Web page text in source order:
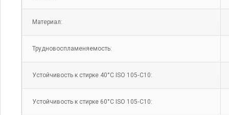
Материал:
Трудновоспламеняемость:
Устойчивость к стирке 40°C ISO 105‑C10:
Устойчивость к стирке 60°C ISO 105‑C10: